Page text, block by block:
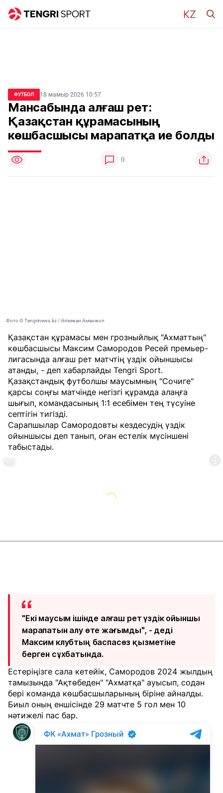
ФУТБОЛ 18 мамыр 2026 10:57
Мансабында алғаш рет:
Қазақстан құрамасының
көшбасшысы марапатқа ие болды
0
Фото © Tengrinews.kz / Әлімжан Аманжол
Қазақстан құрамасы мен грозныйлық "Ахматтың"
көшбасшысы Максим Самородов Ресей премьер-
лигасында алғаш рет матчтің үздік ойыншысы
атанды, - деп хабарлайды Tengri Sport.
Қазақстандық футболшы маусымның "Сочиге"
қарсы соңғы матчінде негізгі құрамда алаңға
шығып, командасының 1:1 есебімен тең түсуіне
септігін тигізді.
Сарапшылар Самородовты кездесудің үздік
ойыншысы деп танып, оған естелік мүсіншені
табыстады.
"Екі маусым ішінде алғаш рет үздік ойыншы
марапатын алу өте жағымды", - деді
Максим клубтың баспасөз қызметіне
берген сұхбатында.
Естеріңізге сала кетейік, Самородов 2024 жылдың
тамызында "Ақтөбеден" "Ахматқа" ауысып, содан
бері команда көшбасшыларының біріне айналды.
Биыл оның еншісінде 29 матчте 5 гол мен 10
нәтижелі пас бар.